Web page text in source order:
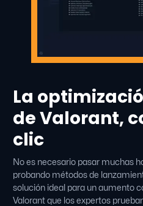
La
de Valorant,
clic
No es necesario pasar muchas
probando métodos de
solución ideal para un aumento
Valorant que los expertos